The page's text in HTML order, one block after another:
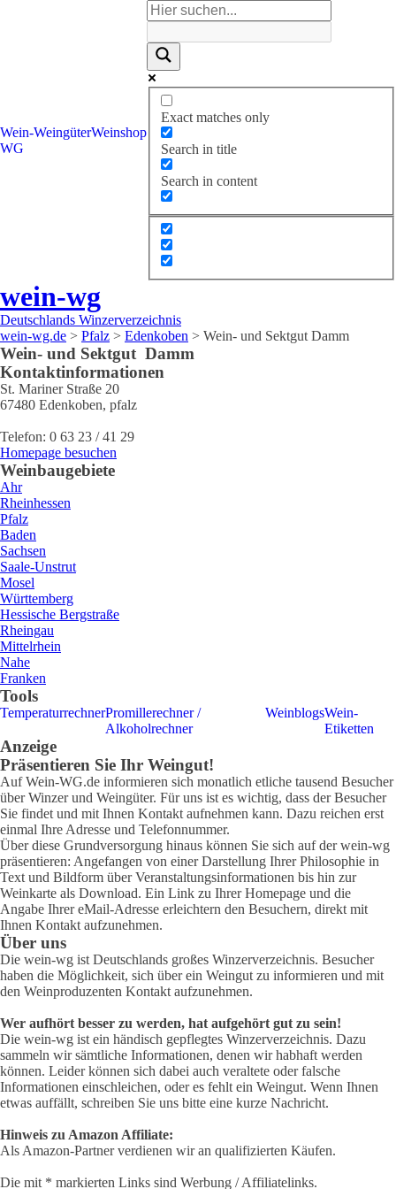
Wein-
WG
WeingüterWeinshop
Exact matches only
Search in title
Search in content
wein-wg
Deutschlands Winzerverzeichnis
wein-wg.de > Pfalz > Edenkoben > Wein- und Sektgut Damm
Wein- und Sektgut Damm
Kontaktinformationen
St. Mariner Straße 20
67480 Edenkoben, pfalz
Telefon: 0 63 23 / 41 29
Homepage besuchen
Weinbaugebiete
Ahr
Rheinhessen
Pfalz
Baden
Sachsen
Saale-Unstrut
Mosel
Württemberg
Hessische Bergstraße
Rheingau
Mittelrhein
Nahe
Franken
Tools
TemperaturrechnerPromillerechner /
Alkoholrechner
WeinblogsWein-
Etiketten
Anzeige
Präsentieren Sie Ihr Weingut!
Auf Wein-WG.de informieren sich monatlich etliche tausend Besucher
über Winzer und Weingüter. Für uns ist es wichtig, dass der Besucher
Sie findet und mit Ihnen Kontakt aufnehmen kann. Dazu reichen erst
einmal Ihre Adresse und Telefonnummer.
Über diese Grundversorgung hinaus können Sie sich auf der wein-wg
präsentieren: Angefangen von einer Darstellung Ihrer Philosophie in
Text und Bildform über Veranstaltungsinformationen bis hin zur
Weinkarte als Download. Ein Link zu Ihrer Homepage und die
Angabe Ihrer eMail-Adresse erleichtern den Besuchern, direkt mit
Ihnen Kontakt aufzunehmen.
Über uns
Die wein-wg ist Deutschlands großes Winzerverzeichnis. Besucher
haben die Möglichkeit, sich über ein Weingut zu informieren und mit
den Weinproduzenten Kontakt aufzunehmen.
Wer aufhört besser zu werden, hat aufgehört gut zu sein!
Die wein-wg ist ein händisch gepflegtes Winzerverzeichnis. Dazu
sammeln wir sämtliche Informationen, denen wir habhaft werden
können. Leider können sich dabei auch veraltete oder falsche
Informationen einschleichen, oder es fehlt ein Weingut. Wenn Ihnen
etwas auffällt, schreiben Sie uns bitte eine kurze Nachricht.
Hinweis zu Amazon Affiliate:
Als Amazon-Partner verdienen wir an qualifizierten Käufen.
Die mit * markierten Links sind Werbung / Affiliatelinks.